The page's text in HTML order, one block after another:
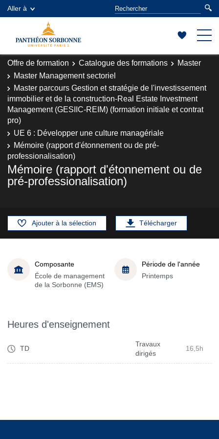
Aller à
Offre de formation Catalogue des formations
Master
Master Management sectoriel
Master parcours Gestion et stratégie de l'investissement
immobilier et de la construction-Real Estate Investment
Management (GESIIC-REIM) (formation initiale et contrat
pro)
UE 6 : Développer une culture managériale
Mémoire (rapport d'étonnement ou de pré-
professionalisation)
Mémoire (rapport d'étonnement ou de
pré-professionalisation)
Ajouter à la sélection Télécharger
Composante
École de management
de la Sorbonne (EMS)
Période de l'année
Printemps
Heures d'enseignement
TD
Travaux
dirigés
16,5h